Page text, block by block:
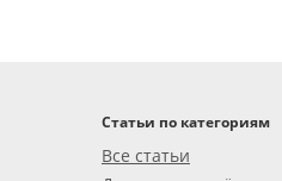
Статьи по категориям
Все статьи